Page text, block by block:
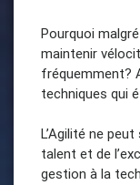
Pourquoi
maintenir
fréquemment?
techniques qui
L’Agilité ne
talent et de
gestion à la